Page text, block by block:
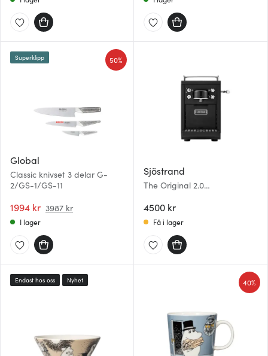
Global
Classic knivset 3 delar G-
2/GS-1/GS-11
1994 kr 3987 kr
50%
Superklipp
I lager
Sjöstrand
The Original 2.0
4500 kr
Få i lager
Endast hos oss Nyhet 40%